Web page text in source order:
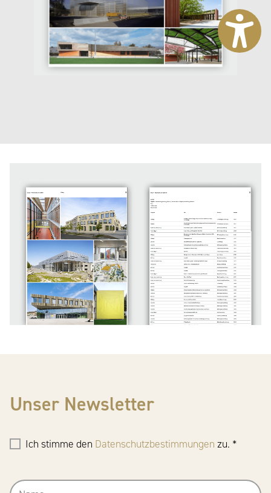
Unser Newsletter
Ich stimme den Datenschutzbestimmungen zu. *